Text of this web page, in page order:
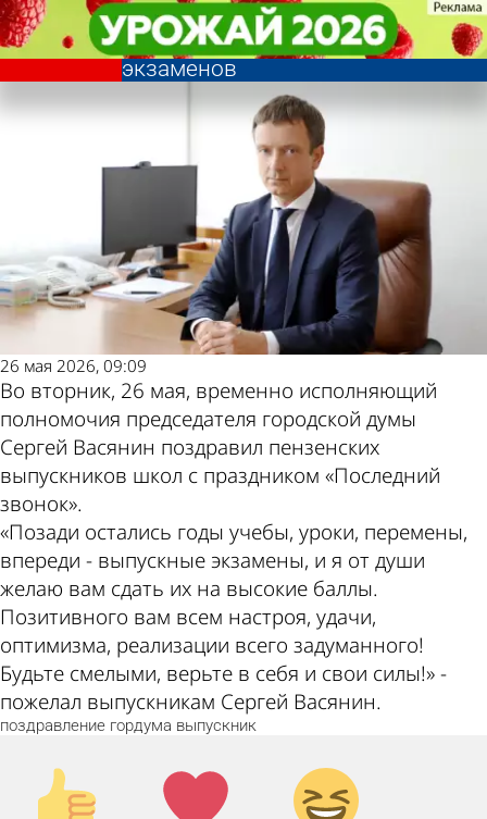
Сергей Васянин пожелал
выпускникам успешной сдачи
экзаменов
Общество
26 мая 2026, 09:09
Во вторник, 26 мая, временно исполняющий
полномочия председателя городской думы
Сергей Васянин поздравил пензенских
выпускников школ с праздником «Последний
звонок».
«Позади остались годы учебы, уроки, перемены,
впереди - выпускные экзамены, и я от души
желаю вам сдать их на высокие баллы.
Позитивного вам всем настроя, удачи,
оптимизма, реализации всего задуманного!
Будьте смелыми, верьте в себя и свои силы!» -
пожелал выпускникам Сергей Васянин.
поздравление гордума выпускник
Палец
вверх!
Лайк!
Дикий
смех!
Сергей Васянин пожелал
выпускникам успешной сдачи
экзаменов
Общество
Другие новости по
теме
Погода и курсы валют
в Пензе